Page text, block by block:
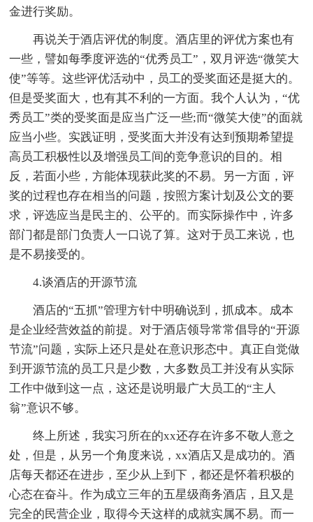
金进行奖励。
再说关于酒店评优的制度。酒店里的评优方案也有
一些，譬如每季度评选的“优秀员工”，双月评选“微笑大
使”等等。这些评优活动中，员工的受奖面还是挺大的。
但是受奖面大，也有其不利的一方面。我个人认为，“优
秀员工”类的受奖面是应当广泛一些;而“微笑大使”的面就
应当小些。实践证明，受奖面大并没有达到预期希望提
高员工积极性以及增强员工间的竞争意识的目的。相
反，若面小些，方能体现获此奖的不易。另一方面，评
奖的过程也存在相当的问题，按照方案计划及公文的要
求，评选应当是民主的、公平的。而实际操作中，许多
部门都是部门负责人一口说了算。这对于员工来说，也
是不易接受的。
4.谈酒店的开源节流
酒店的“五抓”管理方针中明确说到，抓成本。成本
是企业经营效益的前提。对于酒店领导常常倡导的“开源
节流”问题，实际上还只是处在意识形态中。真正自觉做
到开源节流的员工只是少数，大多数员工并没有从实际
工作中做到这一点，这还是说明最广大员工的“主人
翁”意识不够。
终上所述，我实习所在的xx还存在许多不敬人意之
处，但是，从另一个角度来说，xx酒店又是成功的。酒
店每天都还在进步，至少从上到下，都还是怀着积极的
心态在奋斗。作为成立三年的五星级商务酒店，且又是
完全的民营企业，取得今天这样的成就实属不易。而一